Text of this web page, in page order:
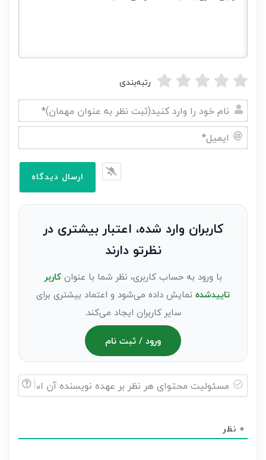
رتبه‌بندی
نام
خود
نظر
کاربران وارد شده، اعتبار بیشتری در
نظرتو دارند
با ورود به حساب کاربری، نظر شما با عنوانکاربر
تاییدشده نمایش داده می‌شود و اعتماد بیشتری برای
سایر کاربران ایجاد می‌کند.
ورود / ثبت نام
هر
0 نظر